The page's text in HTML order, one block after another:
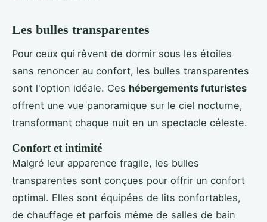
Les bulles transparentes
Pour ceux qui rêvent de dormir sous les étoiles
sans renoncer au confort, les bulles transparentes
sont l'option idéale. Ces hébergements futuristes
offrent une vue panoramique sur le ciel nocturne,
transformant chaque nuit en un spectacle céleste.
Confort et intimité
Malgré leur apparence fragile, les bulles
transparentes sont conçues pour offrir un confort
optimal. Elles sont équipées de lits confortables,
de chauffage et parfois même de salles de bain